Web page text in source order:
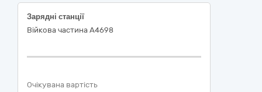
Зарядні станції
Війкова частина А4698
Очікувана вартість